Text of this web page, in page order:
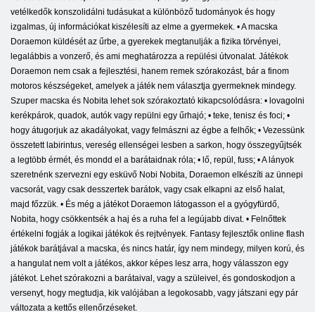
vetélkedők konszolidálni tudásukat a különböző tudományok és hogy
izgalmas, új információkat kiszélesíti az elme a gyermekek. • A macska
Doraemon küldését az űrbe, a gyerekek megtanulják a fizika törvényei,
legalábbis a vonzerő, és ami meghatározza a repülési útvonalat. Játékok
Doraemon nem csak a fejlesztési, hanem remek szórakozást, bár a finom
motoros készségeket, amelyek a játék nem választja gyermeknek mindegy.
Szuper macska és Nobita lehet sok szórakoztató kikapcsolódásra: • lovagolni
kerékpárok, quadok, autók vagy repülni egy űrhajó; • teke, tenisz és foci; •
hogy átugorjuk az akadályokat, vagy felmászni az égbe a felhők; • Vezessünk
összetett labirintus, vereség ellenségei lesben a sarkon, hogy összegyűjtsék
a legtöbb érmét, és mondd el a barátaidnak róla; • lő, repül, fuss; • A lányok
szeretnénk szervezni egy esküvő Nobi Nobita, Doraemon elkészíti az ünnepi
vacsorát, vagy csak desszertek barátok, vagy csak elkapni az első halat,
majd főzzük. • És még a játékot Doraemon látogasson el a gyógyfürdő,
Nobita, hogy csökkentsék a haj és a ruha fel a legújabb divat. • Felnőttek
értékelni fogják a logikai játékok és rejtvények. Fantasy fejlesztők online flash
játékok barátjával a macska, és nincs határ, így nem mindegy, milyen korú, és
a hangulat nem volt a játékos, akkor képes lesz arra, hogy válasszon egy
játékot. Lehet szórakozni a barátaival, vagy a szüleivel, és gondoskodjon a
versenyt, hogy megtudja, kik valójában a legokosabb, vagy játszani egy pár
változata a kettős ellenőrzéseket.